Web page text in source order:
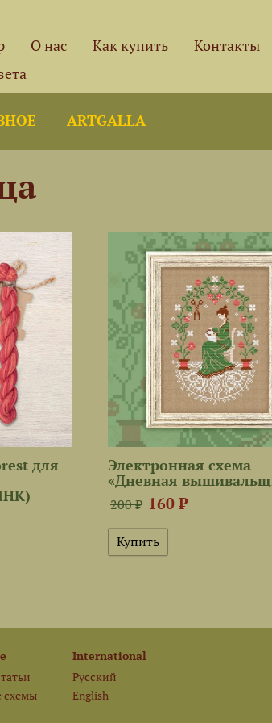
О нас Как купить
Контакты
ARTGALLA
для
Электронная схема
«Дневная
200 ₽ 160 ₽
схемы
International
Русский
English